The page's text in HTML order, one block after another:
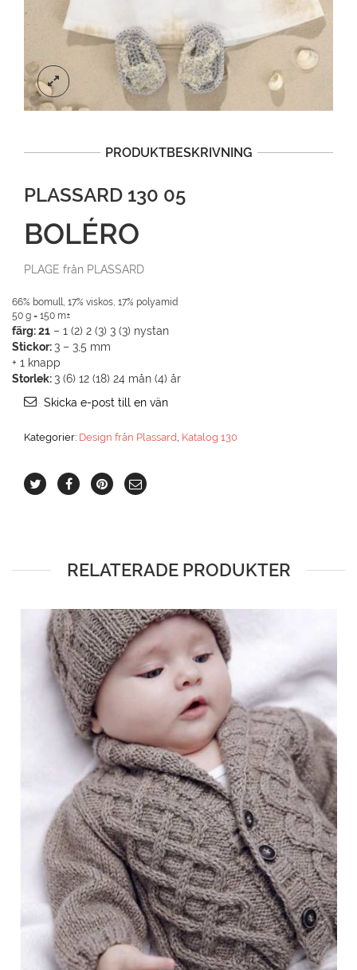
PRODUKTBESKRIVNING
PLASSARD 130 05
BOLÉRO
PLAGE från PLASSARD
66% bomull, 17% viskos, 17% polyamid
50 g = 150 m±
färg: 21 – 1 (2) 2 (3) 3 (3) nystan
Stickor:3 – 3,5 mm
+ 1 knapp
Storlek:3 (6) 12 (18) 24 mån (4) år
Skicka e-post till en vän
Kategorier: Design från Plassard Katalog 130
RELATERADE PRODUKTER